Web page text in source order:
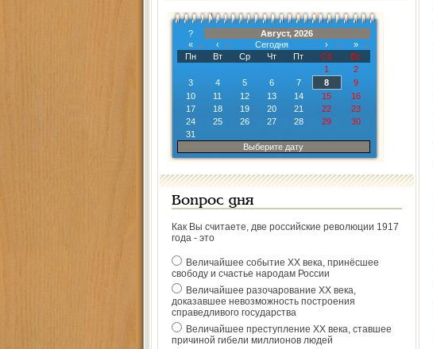
?
Август, 2026
«
‹ Сегодня ›
»
Пн
Вт Ср Чт Пт Сб
Вс
1
2
3
4 5 6 7 8
9
10
11 12 13 14 15
16
17
18 19 20 21 22
23
24
25 26 27 28 29
30
31
Выберите дату
Вопрос дня
Как Вы считаете, две российские революции 1917
года - это
Величайшее событие ХХ века, принёсшее
свободу и счастье народам России
Величайшее разочарование ХХ века,
доказавшее невозможность построения
справедливого государства
Величайшее преступление ХХ века, ставшее
причиной гибели миллионов людей